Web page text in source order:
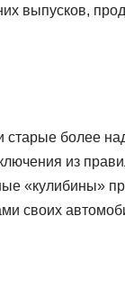
выпусков,
старые более
из
«кулибины»
своих